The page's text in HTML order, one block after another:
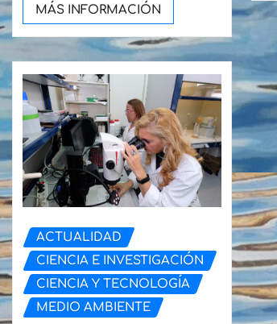
MÁS INFORMACIÓN
ACTUALIDAD
CIENCIA E INVESTIGACIÓN
CIENCIA Y TECNOLOGÍA
MEDIO AMBIENTE